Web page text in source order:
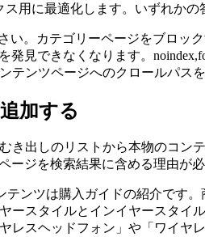
用に最適化します。いずれかの
。カテゴリーページをブロッ
見できなくなります。
テンツページへのクロールパスを
加する
出しのリストから本物のコン
ジを検索結果に含める理由が
ンツは購入ガイドの紹介です
スタイルとインイヤースタ
レスヘッドフォン」や「ワイ